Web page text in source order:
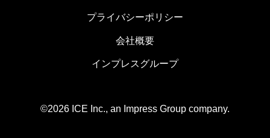
プライバシーポリシー
会社概要
インプレスグループ
©2026 ICE Inc., an Impress Group company.